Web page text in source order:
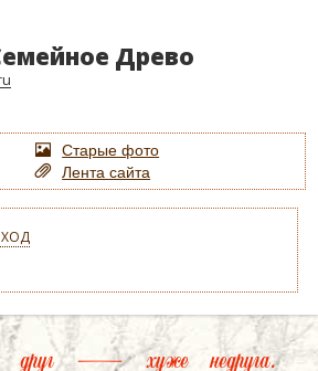
Древо
Старые фото
Лента сайта
друг — хуже недруга.